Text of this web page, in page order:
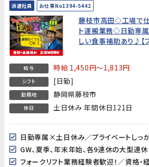
派遣社員 お仕事No1394-5442
藤枝市高田◇工場で仕
ト運搬業務◇日勤専
しい食事補助あり♪【
給与 時給 1,450円～1,813円
シフト [日勤]
勤務地 静岡県藤枝市
休日 土日休み 年間休日121日
フォークリフト業務経験者歓迎！／資格